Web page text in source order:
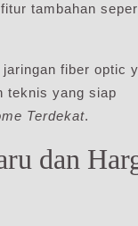
tambahan
fiber optic
teknis yang siap
Terdekat.
dan